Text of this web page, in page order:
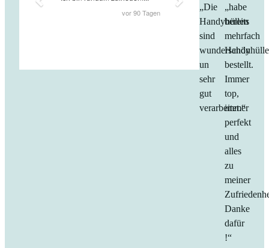
„Die
Handyhüllen
sind
wunderschön
un
sehr
gut
verarbeitet.“
„habe
bereits
mehrfach
bestellt.
Immer
top,
immer
perfekt
und
alles
zu
meiner
Danke
dafür
!“